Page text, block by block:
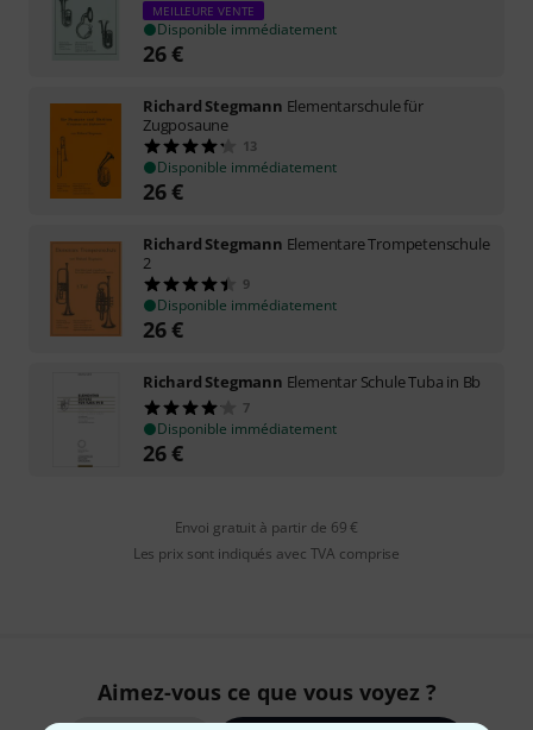
MEILLEURE VENTE
Disponible immédiatement
26€
Richard Stegmann Elementarschule für
Zugposaune
13
Disponible immédiatement
26€
Richard Stegmann Elementare Trompetenschule
2
9
Disponible immédiatement
26€
Richard Stegmann Elementar Schule Tuba in Bb
7
Disponible immédiatement
26€
Envoi gratuit à partir de 69 €
Les prix sont indiqués avec TVA comprise
Aimez-vous ce que vous voyez ?